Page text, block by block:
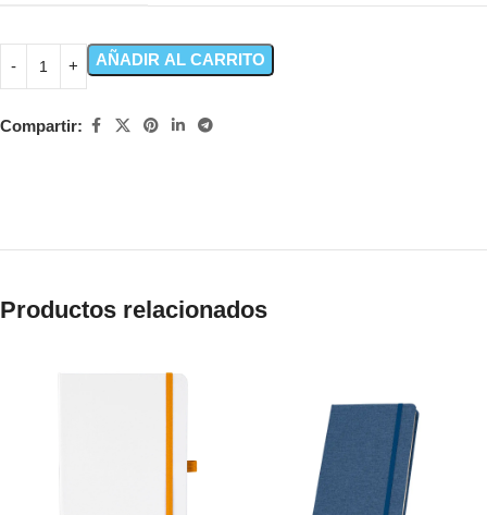
AÑADIR AL CARRITO
Compartir:
Productos relacionados